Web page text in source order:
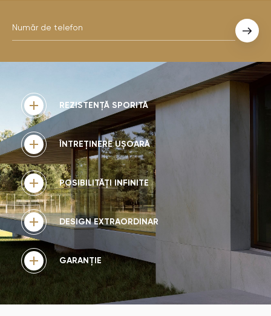
X-Gloss, Smooth matte, Velvet, Textured matte.
APLICABILITATE
- Spații cu trafic intens, spații comerciale, pardoseli, nu
necesită prelucrare adițională.
- Fațade ventilate.
- Rezistența sporită la compresiune îl face un material ideal
pentru pasarele, pavele sau alei.
- Blaturi și șorțuri, diverse grosimi, ce permit finisaje
exclusiviste.
- Trepte interior și trepte exterior.
- Placare pereți.
REZISTENȚĂ SPORITĂ
ÎNTREȚINERE UȘOARĂ
POSIBILITĂȚI INFINITE
DESIGN EXTRAORDINAR
GARANȚIE